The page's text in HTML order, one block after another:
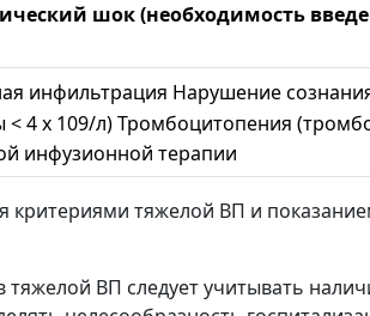
шок (необходимость
инфильтрация Нарушение
4 х 109/л) Тромбоцитопения
инфузионной терапии
тяжелой ВП и
ВП следует учитывать